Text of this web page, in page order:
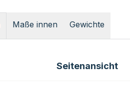
Maße innen Gewichte
Seitenansicht